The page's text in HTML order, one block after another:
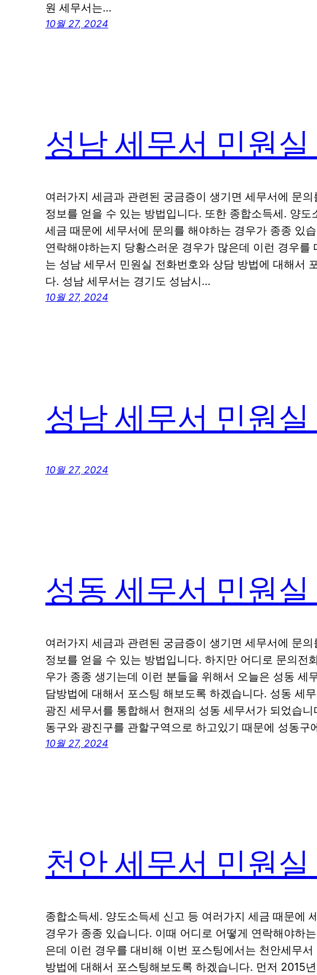
원 세무서는…
10월 27, 2024
성남 세무서 민원
여러가지 세금과 관련된 궁금증이 생기면 세무서에 문
정보를 얻을 수 있는 방법입니다. 또한 종합소득세. 양도
세금 때문에 세무서에 문의를 해야하는 경우가 종종 있
연락해야하는지 당황스러운 경우가 많은데 이런 경우를
는 성남 세무서 민원실 전화번호와 상담 방법에 대해서
다. 성남 세무서는 경기도 성남시…
10월 27, 2024
성남 세무서 민원
10월 27, 2024
성동 세무서 민원
여러가지 세금과 관련된 궁금증이 생기면 세무서에 문
정보를 얻을 수 있는 방법입니다. 하지만 어디로 문의전
우가 종종 생기는데 이런 분들을 위해서 오늘은 성동 세
담방법에 대해서 포스팅 해보도록 하겠습니다. 성동 세
광진 세무서를 통합해서 현재의 성동 세무서가 되었습
동구와 광진구를 관할구역으로 하고있기 때문에 성동구
10월 27, 2024
천안 세무서 민원
종합소득세. 양도소득세 신고 등 여러가지 세금 때문에
경우가 종종 있습니다. 이때 어디로 어떻게 연락해야하
은데 이런 경우를 대비해 이번 포스팅에서는 천안세무
방법에 대해서 포스팅해보도록 하겠습니다. 먼저 2015